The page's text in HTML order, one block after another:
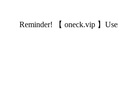
Reminder! 【 oneck.vip 】